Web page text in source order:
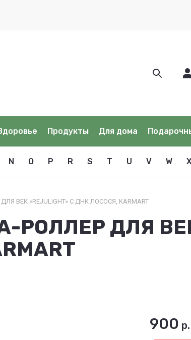
Продукты Для дома
N O P R S T U V W
«REJULIGHT» C ДНК ЛОСОСЯ, KARMART
ДЛЯ
900 р.